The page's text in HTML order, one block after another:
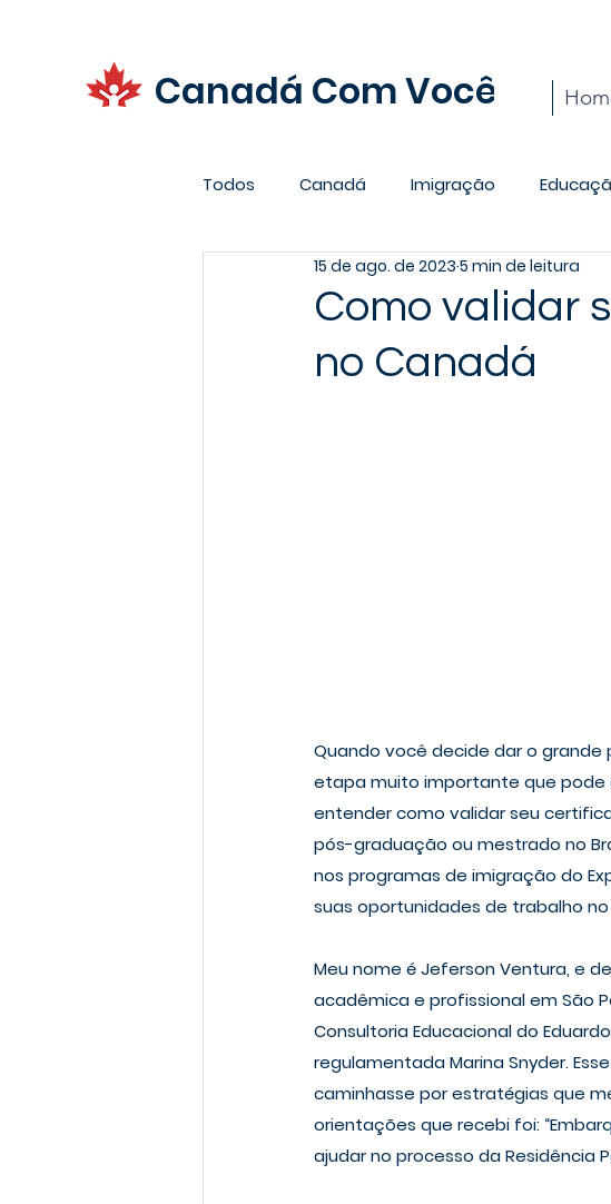
Canadá Com Você
Todos Canadá Imigração
Promoções Carreira Cotidiano
Como validar
no Canadá
15 de ago. de 2023 5 min de leitura
Quando você decide dar o grande
etapa muito importante que pode
entender como validar seu
pós-graduação ou mestrado no
nos programas de imigração do
suas oportunidades de trabalho no
Meu nome é Jeferson Ventura, e
acadêmica e profissional em São
Consultoria Educacional do
regulamentada Marina Snyder.
caminhasse por estratégias que
orientações que recebi foi:
ajudar no processo da Residência